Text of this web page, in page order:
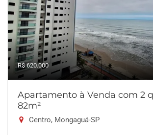
R$ 620.000
Apartamento à Venda com 2
82m²
Centro, Mongaguá-SP